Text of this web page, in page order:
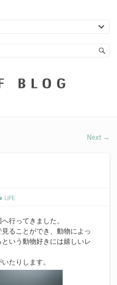
Next →
LIFE
行ってきました。
ることができ、動物によっ
いう動物好きには嬉しいレ
たりします。